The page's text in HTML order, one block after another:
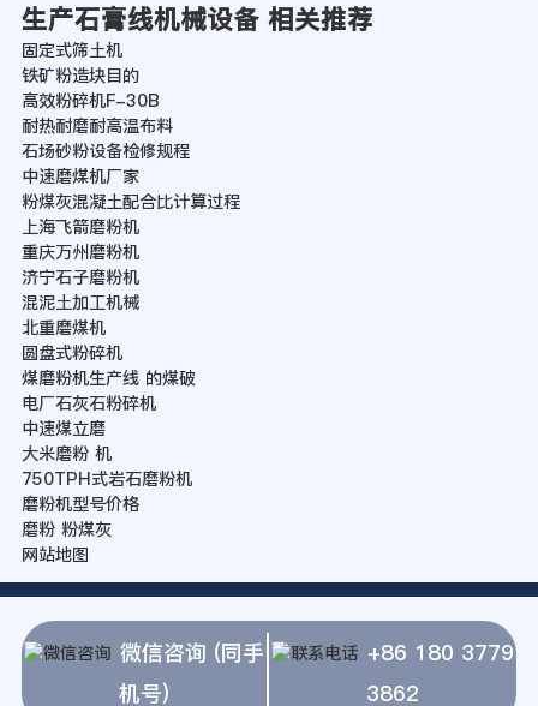
生产石膏线机械设备 相关推荐
固定式筛土机
铁矿粉造块目的
高效粉碎机F-30B
耐热耐磨耐高温布料
石场砂粉设备检修规程
中速磨煤机厂家
粉煤灰混凝土配合比计算过程
上海飞箭磨粉机
重庆万州磨粉机
济宁石子磨粉机
混泥土加工机械
北重磨煤机
圆盘式粉碎机
煤磨粉机生产线 的煤破
电厂石灰石粉碎机
中速煤立磨
大米磨粉 机
750TPH式岩石磨粉机
磨粉机型号价格
磨粉 粉煤灰
网站地图
微信咨询 (同手
机号)
+86 180 3779
3862